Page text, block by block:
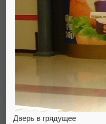
Дверь в грядущее